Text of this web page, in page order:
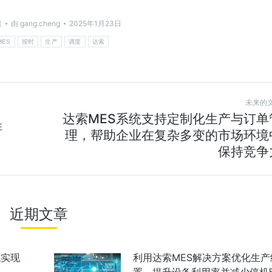
由 gang.cheng 2025年1月23日
按时 生产 调度 达索
未来的
达索MES系统支持定制化生产与订单
理，帮助企业在复杂多变的市场环境
保持竞争
近期文章
现
利用达索MES解决方案优化生